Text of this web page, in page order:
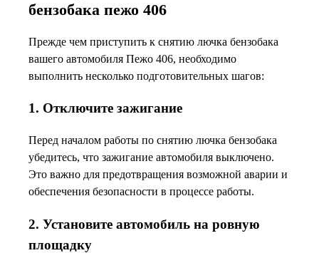
бензобака пежо 406
Прежде чем приступить к снятию лючка бензобака
вашего автомобиля Пежо 406, необходимо
выполнить несколько подготовительных шагов:
1. Отключите зажигание
Перед началом работы по снятию лючка бензобака
убедитесь, что зажигание автомобиля выключено.
Это важно для предотвращения возможной аварии и
обеспечения безопасности в процессе работы.
2. Установите автомобиль на ровную
площадку